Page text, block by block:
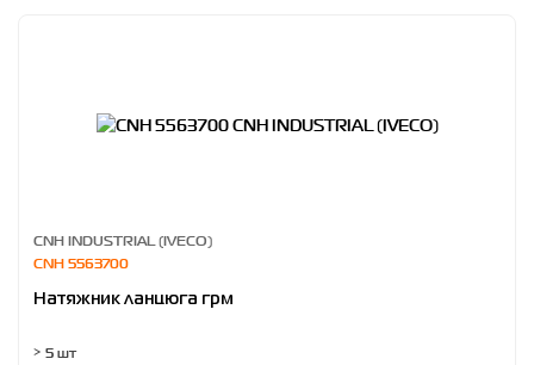
CNH INDUSTRIAL (IVECO)
CNH 5563700
Натяжник ланцюга грм
> 5 шт